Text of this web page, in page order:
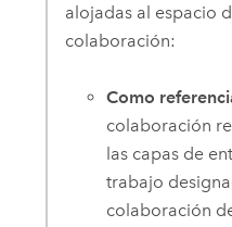
alojadas al espacio
colaboración:
Como
colaboración
las capas de
trabajo
colaboración